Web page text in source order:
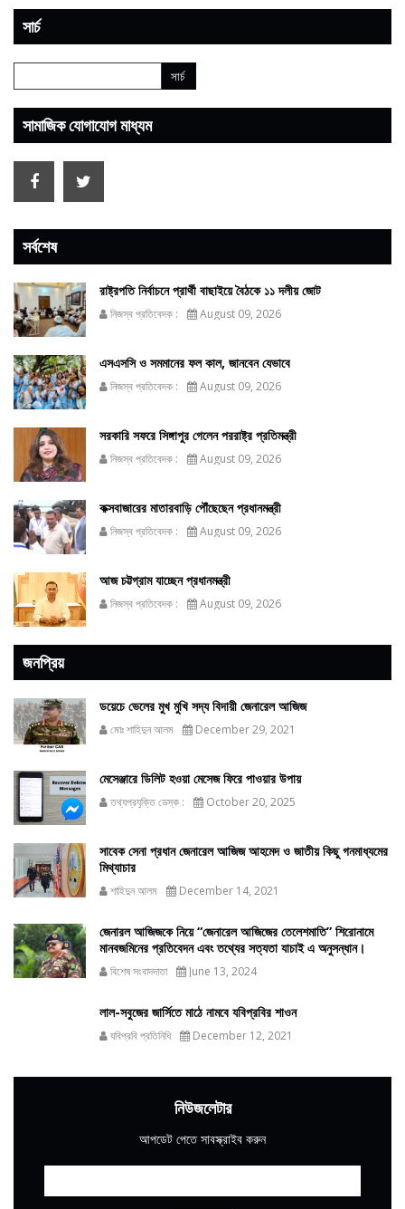
সার্চ
সামাজিক যোগাযোগ মাধ্যম
সর্বশেষ
রাষ্ট্রপতি নির্বাচনে প্রার্থী বাছাইয়ে বৈঠকে ১১ দলীয় জোট
নিজস্ব প্রতিবেদক : August 09, 2026
এসএসসি ও সমমানের ফল কাল, জানবেন যেভাবে
নিজস্ব প্রতিবেদক : August 09, 2026
সরকারি সফরে সিঙ্গাপুর গেলেন পররাষ্ট্র প্রতিমন্ত্রী
নিজস্ব প্রতিবেদক : August 09, 2026
কক্সবাজারের মাতারবাড়ি পৌঁছেছেন প্রধানমন্ত্রী
নিজস্ব প্রতিবেদক : August 09, 2026
আজ চট্টগ্রাম যাচ্ছেন প্রধানমন্ত্রী
নিজস্ব প্রতিবেদক : August 09, 2026
জনপ্রিয়
ডয়েচে ভেলের মুখ মুখি সদ্য বিদায়ী জেনারেল আজিজ
মোঃ শাহিদুন আলম December 29, 2021
মেসেঞ্জারে ডিলিট হওয়া মেসেজ ফিরে পাওয়ার উপায়
তথ্যপ্রযুক্তি ডেস্ক : October 20, 2025
সাবেক সেনা প্রধান জেনারেল আজিজ আহমেদ ও জাতীয় কিছু গনমাধ্যমের
মিথ্যাচার
শাহিদুন আলম December 14, 2021
জেনারল আজিজকে নিয়ে “জেনারেল আজিজের তেলেশমাতি” শিরোনামে
মানবজমিনের প্রতিবেদন এবং তথ্যের সত্যতা যাচাই এ অনুসন্ধান।
বিশেষ সংবাদদাতা June 13, 2024
লাল-সবুজের জার্সিতে মাঠে নামবে যবিপ্রবির শাওন
যবিপ্রবি প্রতিনিধি December 12, 2021
নিউজলেটার
আপডেট পেতে সাবস্ক্রাইব করুন